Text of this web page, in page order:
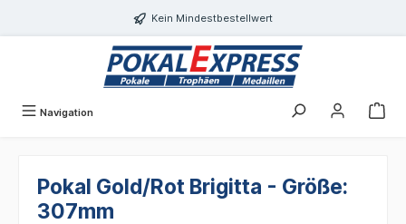
Kein Mindestbestellwert
Navigation
Pokal Gold/Rot Brigitta - Größe:
307mm